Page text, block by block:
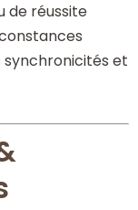
de réussite
synchronicités et